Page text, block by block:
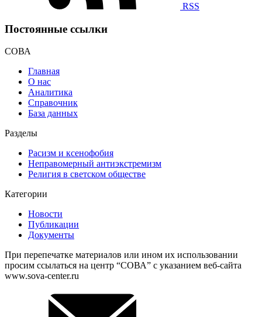
RSS
Постоянные ссылки
СОВА
Главная
О нас
Аналитика
Справочник
База данных
Разделы
Расизм и ксенофобия
Неправомерный антиэкстремизм
Религия в светском обществе
Категории
Новости
Публикации
Документы
При перепечатке материалов или ином их использовании
просим ссылаться на центр “СОВА” с указанием веб-сайта
www.sova-center.ru